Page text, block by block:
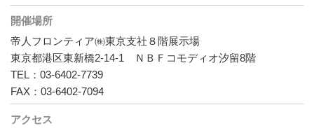
開催場所
帝人フロンティア㈱東京支社８階展示場
東京都港区東新橋2-14-1 ＮＢＦコモディオ汐留8階
TEL：03-6402-7739
FAX：03-6402-7094
アクセス